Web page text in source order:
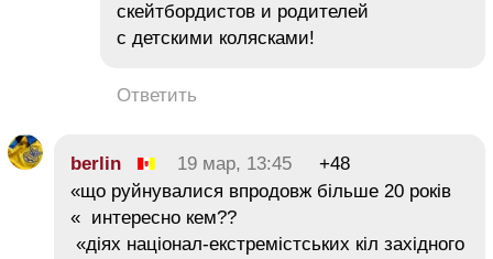
скейтбордистов и родителей
с детскими колясками!
Ответить
berlin 19 мар, 13:45
+48
«що руйнувалися впродовж більше 20 років
« интересно кем??
«діях націонал-екстремістських кіл західного